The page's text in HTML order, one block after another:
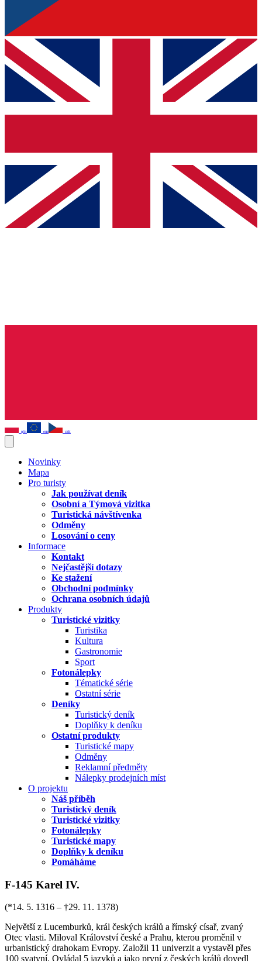
pln eur czk
Novinky
Mapa
Pro turisty
Jak používat deník
Osobní a Týmová vizitka
Turistická návštívenka
Odměny
Losování o ceny
Informace
Kontakt
Nejčastější dotazy
Ke stažení
Obchodní podmínky
Ochrana osobních údajů
Produkty
Turistické vizitky
Turistika
Kultura
Gastronomie
Sport
Fotonálepky
Tématické série
Ostatní série
Deníky
Turistický deník
Doplňky k deníku
Ostatní produkty
Turistické mapy
Odměny
Reklamní předměty
Nálepky prodejních míst
O projektu
Náš příběh
Turistický deník
Turistické vizitky
Fotonálepky
Turistické mapy
Doplňky k deníku
Pomáháme
F-145 Karel IV.
(*14. 5. 1316 – †29. 11. 1378)
Největší z Lucemburků, král českých králů a římský císař, zvaný
Otec vlasti. Miloval Království české a Prahu, kterou proměnil v
urbanistický drahokam Evropy. Založil 11 univerzit a vystavěl přes
100 svatyní. Ovládal 5 jazyků a jako první z českých králů dovedl